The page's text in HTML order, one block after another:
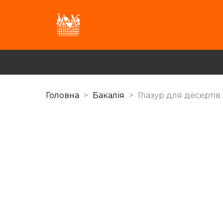
Головна Бакалія Глазур для